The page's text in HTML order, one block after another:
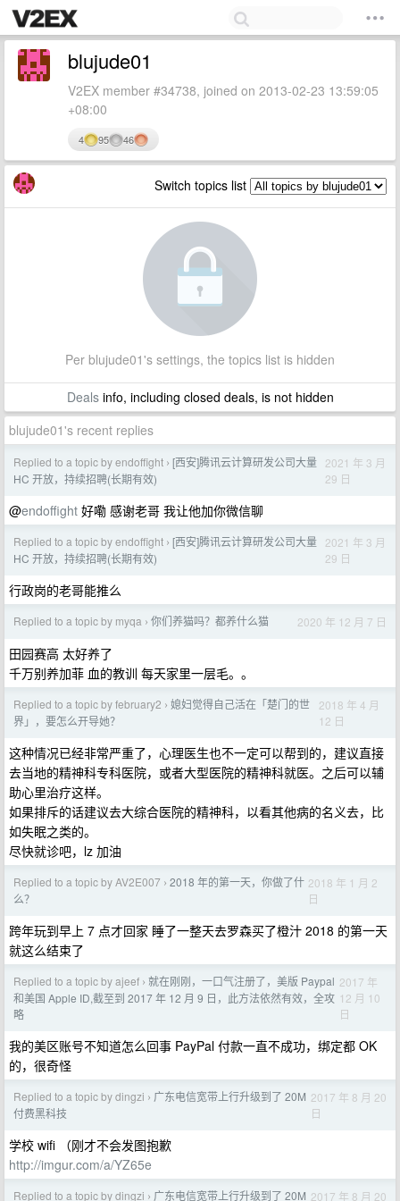
blujude01
V2EX member #34738, joined on 2013-02-23 13:59:05
+08:00
4 95 46
Switch topics list
Per blujude01's settings, the topics list is hidden
Dealsinfo, including closed deals, is not hidden
blujude01's recent replies
Replied to a topic by endoffight › [西安]腾讯云计算研发公司大量
HC 开放，持续招聘(长期有效)
2021 年 3 月
29 日
@endoffight 好嘞 感谢老哥 我让他加你微信聊
Replied to a topic by endoffight › [西安]腾讯云计算研发公司大量
HC 开放，持续招聘(长期有效)
2021 年 3 月
29 日
行政岗的老哥能推么
Replied to a topic by myqa › 你们养猫吗？都养什么猫 2020 年 12 月 7 日
田园赛高 太好养了
千万别养加菲 血的教训 每天家里一层毛。。
Replied to a topic by february2 › 媳妇觉得自己活在「楚门的世
界」，要怎么开导她？
2018 年 4 月
12 日
这种情况已经非常严重了，心理医生也不一定可以帮到的，建议直接
去当地的精神科专科医院，或者大型医院的精神科就医。之后可以辅
助心里治疗这样。
如果排斥的话建议去大综合医院的精神科，以看其他病的名义去，比
如失眠之类的。
尽快就诊吧，lz 加油
Replied to a topic by AV2E007 › 2018 年的第一天，你做了什
么？
2018 年 1 月 2
日
跨年玩到早上 7 点才回家 睡了一整天去罗森买了橙汁 2018 的第一天
就这么结束了
Replied to a topic by ajeef › 就在刚刚，一口气注册了，美版 Paypal
和美国 Apple ID,截至到 2017 年 12 月 9 日，此方法依然有效，全攻
略
2017 年
12 月 10
日
我的美区账号不知道怎么回事 PayPal 付款一直不成功，绑定都 OK
的，很奇怪
Replied to a topic by dingzi › 广东电信宽带上行升级到了 20M
付费黑科技
2017 年 8 月 20
日
学校 wifi （刚才不会发图抱歉
http://imgur.com/a/YZ65e
Replied to a topic by dingzi › 广东电信宽带上行升级到了 20M 2017 年 8 月 20